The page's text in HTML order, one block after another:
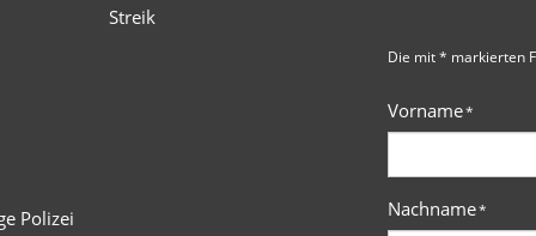
Polizei
Streik
Die mit * markierten
Vorname*
Nachname*